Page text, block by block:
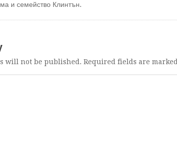
и семейство Клинтън.
will not be published. Required fields are marked